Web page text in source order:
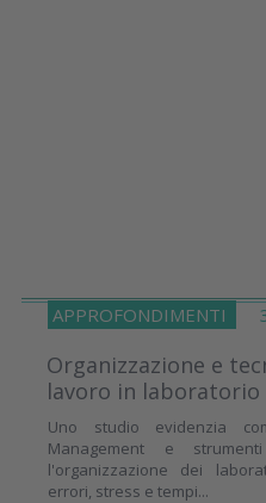
APPROFONDIMENTI
Organizzazione e
lavoro in laboratorio
Uno studio evidenzia
Management e
l'organizzazione dei
errori, stress e tempi...